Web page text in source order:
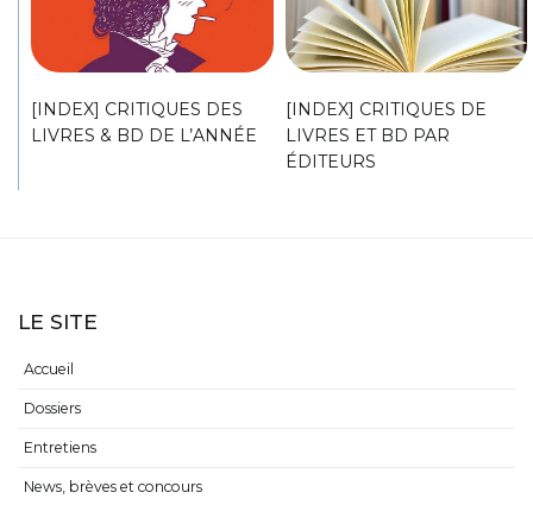
[INDEX] CRITIQUES DES
LIVRES & BD DE L’ANNÉE
[INDEX] CRITIQUES DE
LIVRES ET BD PAR
ÉDITEURS
LE SITE
Accueil
Dossiers
Entretiens
News, brèves et concours